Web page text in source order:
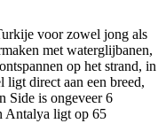
voor zowel jong als
met waterglijbanen,
op het strand, in
direct aan een breed,
Side is ongeveer 6
Antalya ligt op 65